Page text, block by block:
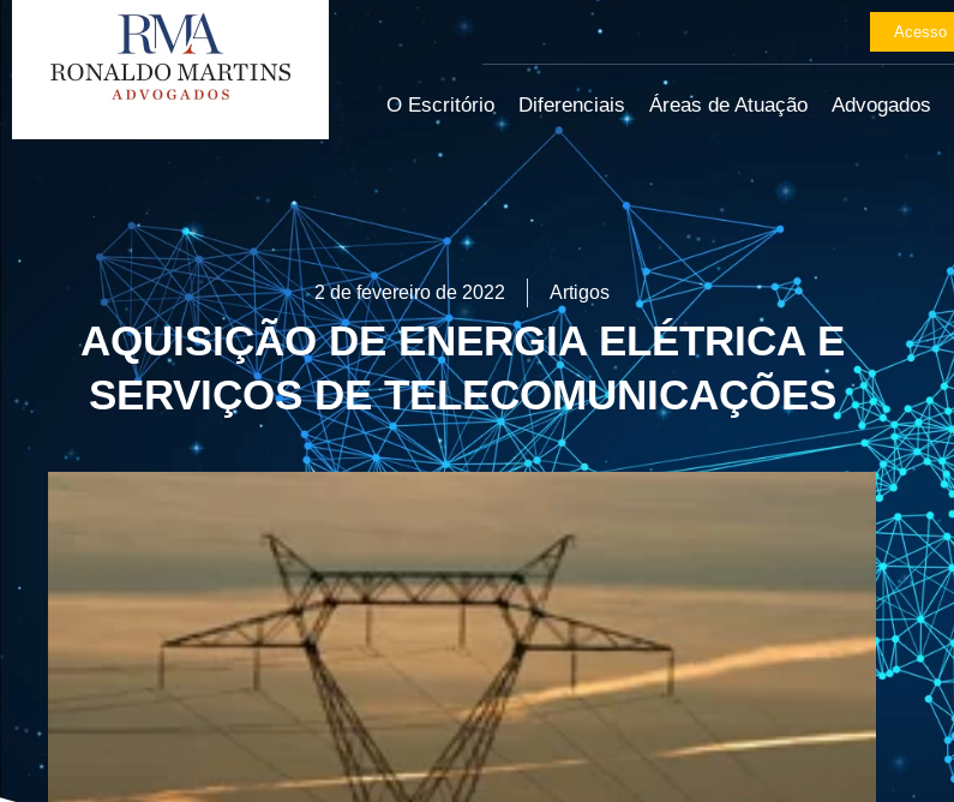
Acesso
O Escritório Diferenciais Áreas de Atuação Advogados
2 de fevereiro de 2022 Artigos
AQUISIÇÃO DE ENERGIA ELÉTRICA E
SERVIÇOS DE TELECOMUNICAÇÕES